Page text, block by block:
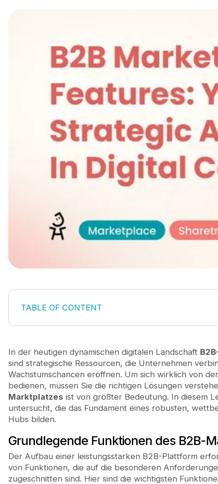
TABLE OF CONTENT
Grundlegende Funktionen des B2B-
In der heutigen dynamischen digitalen Landschaft
sind strategische Ressourcen, die Unternehmen
Wachstumschancen eröffnen. Um sich wirklich von
bedienen, müssen Sie die richtigen Lösungen
Marktplatzes ist von größter Bedeutung. In diesem
untersucht, die das Fundament eines robusten,
Hubs bilden.
Grundlegende Funktionen des B2B-
Der Aufbau einer leistungsstarken B2B-Plattform
von Funktionen, die auf die besonderen
zugeschnitten sind. Hier sind die wichtigsten